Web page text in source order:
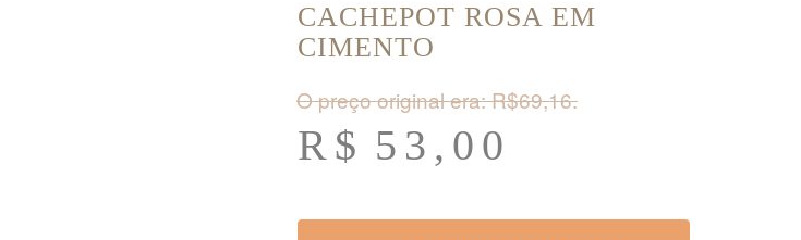
CACHEPOT ROSA EM
CIMENTO
O preço original era: R$69,16.
R$ 53,00